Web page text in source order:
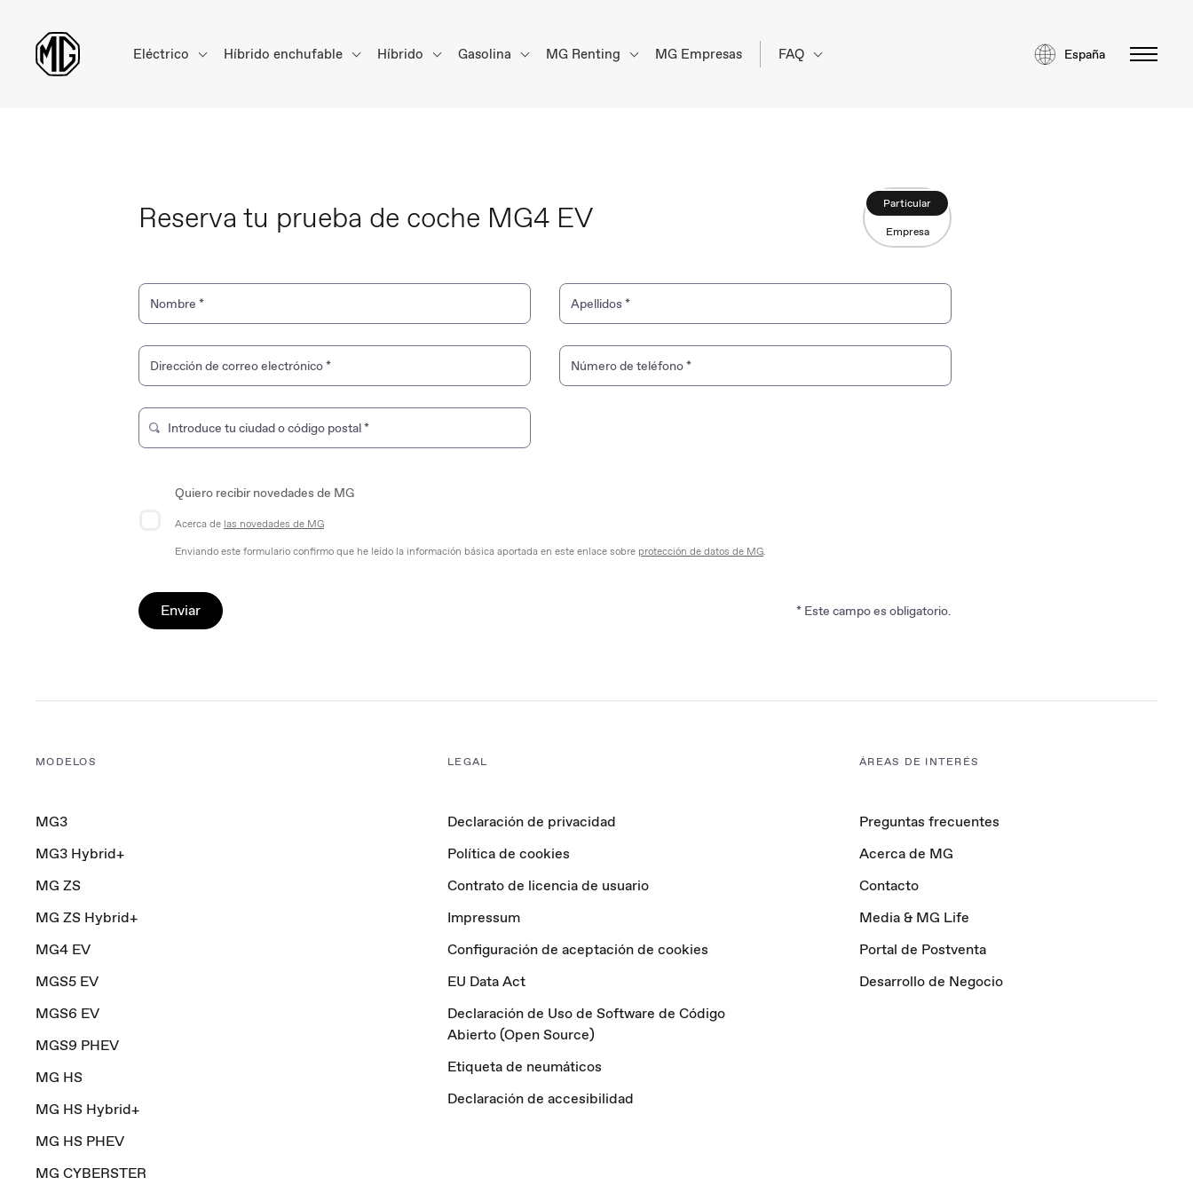
Eléctrico Híbrido enchufable Híbrido Gasolina MG Renting MG Empresas FAQ España
Reserva tu prueba de coche MG4 EV
Particular
Empresa
Nombre * Apellidos *
Dirección de correo electrónico* Número de teléfono*
Escriba para buscar una tienda de marca. Use las teclas de flecha para navegar por los resultados.
Introduce tu ciudad o código postal*
Quiero recibir novedades de MG
Acerca de las novedades de MG
Enviando este formulario confirmo que he leído la información básica aportada en este enlace sobre protección de datos de MG.
Enviar * Este campo es obligatorio.
MODELOS
MG3
MG3 Hybrid+
MG ZS
MG ZS Hybrid+
MG4 EV
MGS5 EV
MGS6 EV
MGS9 PHEV
MG HS
MG HS Hybrid+
MG HS PHEV
MG CYBERSTER
LEGAL
Declaración de privacidad
Política de cookies
Contrato de licencia de usuario
Impressum
Configuración de aceptación de cookies
EU Data Act
Declaración de Uso de Software de Código
Abierto (Open Source)
Etiqueta de neumáticos
Declaración de accesibilidad
ÁREAS DE INTERÉS
Preguntas frecuentes
Acerca de MG
Contacto
Media & MG Life
Portal de Postventa
Desarrollo de Negocio